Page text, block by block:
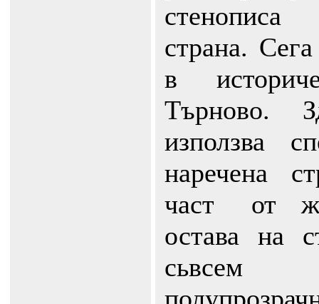
страна.
в
Търново.
използва
наречена
част от
остава на